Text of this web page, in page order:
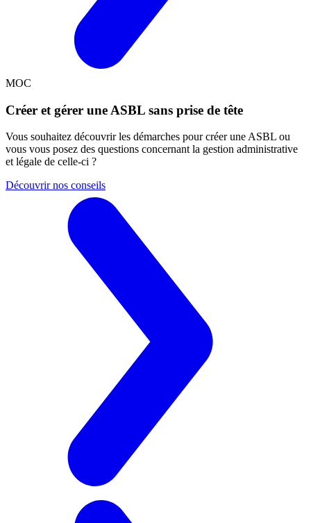
MOC
Créer et gérer une ASBL sans prise de tête
Vous souhaitez découvrir les démarches pour créer une ASBL ou
vous vous posez des questions concernant la gestion administrative
et légale de celle-ci ?
Découvrir nos conseils